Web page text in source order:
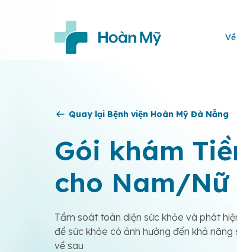
Quay lại Bệnh viện Hoàn Mỹ Đà Nẵng
Gói khám
cho Nam/Nữ
Tầm soát toàn diện sức khỏe và phát
đề sức khỏe có ảnh hưởng đến khả năng
về sau